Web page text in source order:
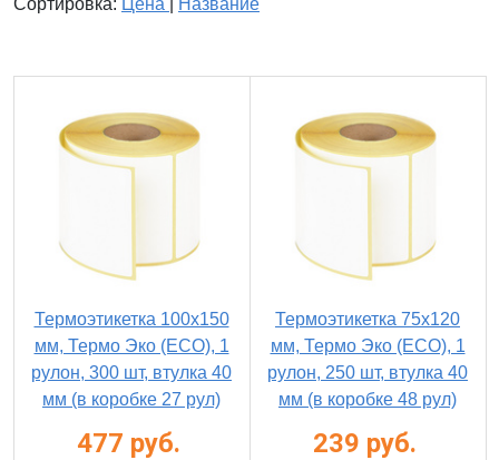
Сортировка: Цена Название
Термоэтикетка 100х150
мм, Термо Эко (ECO), 1
рулон, 300 шт, втулка 40
мм (в коробке 27 рул)
477 руб.
Термоэтикетка 75х120
мм, Термо Эко (ECO), 1
рулон, 250 шт, втулка 40
мм (в коробке 48 рул)
239 руб.